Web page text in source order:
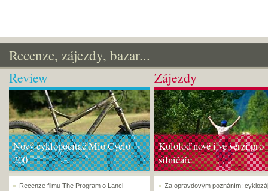
Recenze, zájezdy, bazar...
Review
Nový cyklopočítač Mio Cyclo
200
Recenze filmu The Program o Lanci
Zájezdy
Kololoď nově i ve verzi pro
silničáře
Za opravdovým poznáním: